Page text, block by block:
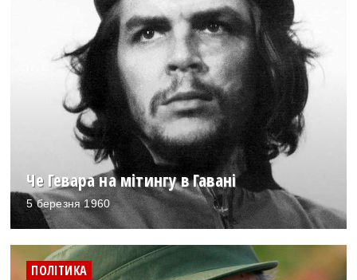
Че Гевара на мітингу в Гавані
5 березня 1960
ПОЛІТИКА